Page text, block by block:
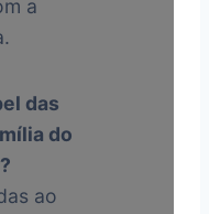
a
das
do
ao